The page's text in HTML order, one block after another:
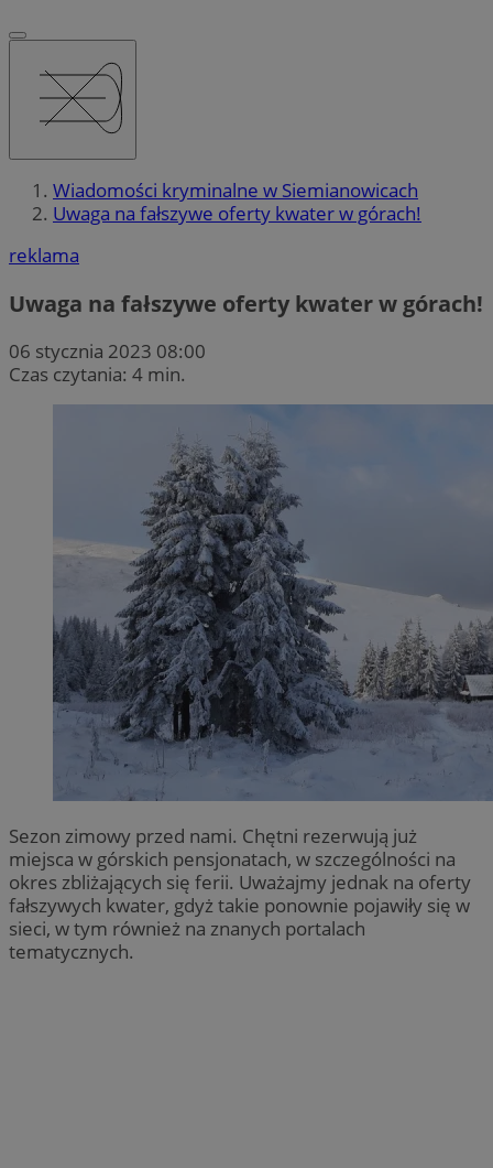
Wiadomości kryminalne w Siemianowicach
Uwaga na fałszywe oferty kwater w górach!
reklama
Uwaga na fałszywe oferty kwater w górach!
06 stycznia 2023 08:00
Czas czytania: 4 min.
Sezon zimowy przed nami. Chętni rezerwują już
miejsca w górskich pensjonatach, w szczególności na
okres zbliżających się ferii. Uważajmy jednak na oferty
fałszywych kwater, gdyż takie ponownie pojawiły się w
sieci, w tym również na znanych portalach
tematycznych.